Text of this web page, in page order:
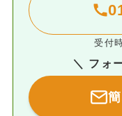
受付
＼ フォ